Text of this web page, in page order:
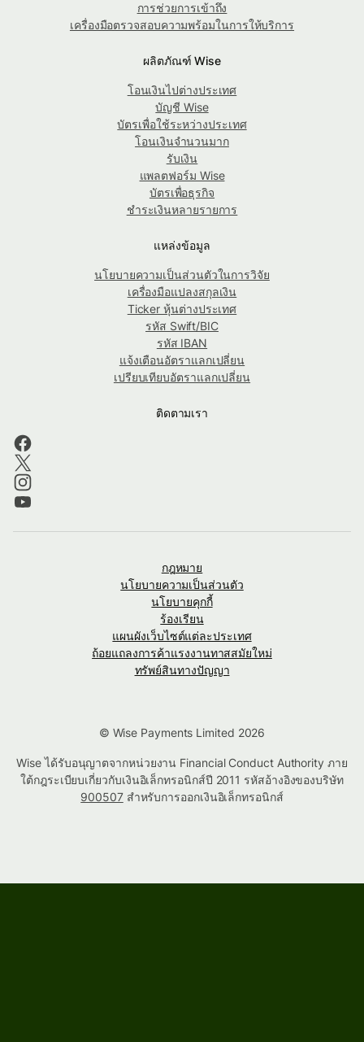
การช่วยการเข้าถึง
เครื่องมือตรวจสอบความพร้อมในการให้บริการ
ผลิตภัณฑ์ Wise
โอนเงินไปต่างประเทศ
บัญชี Wise
บัตรเพื่อใช้ระหว่างประเทศ
โอนเงินจำนวนมาก
รับเงิน
แพลตฟอร์ม Wise
บัตรเพื่อธุรกิจ
ชำระเงินหลายรายการ
แหล่งข้อมูล
นโยบายความเป็นส่วนตัวในการวิจัย
เครื่องมือแปลงสกุลเงิน
Ticker หุ้นต่างประเทศ
รหัส Swift/BIC
รหัส IBAN
แจ้งเตือนอัตราแลกเปลี่ยน
เปรียบเทียบอัตราแลกเปลี่ยน
ติดตามเรา
กฎหมาย
นโยบายความเป็นส่วนตัว
นโยบายคุกกี้
ร้องเรียน
แผนผังเว็บไซต์แต่ละประเทศ
ถ้อยแถลงการค้าแรงงานทาสสมัยใหม่
ทรัพย์สินทางปัญญา
© Wise Payments Limited 2026
Wise ได้รับอนุญาตจากหน่วยงาน Financial Conduct Authority ภาย
ใต้กฎระเบียบเกี่ยวกับเงินอิเล็กทรอนิกส์ปี 2011 รหัสอ้างอิงของบริษัท
900507สำหรับการออกเงินอิเล็กทรอนิกส์